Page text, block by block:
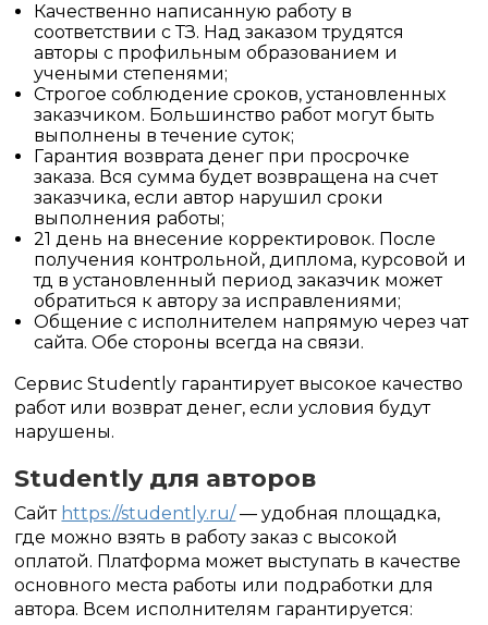
Качественно написанную работу в
соответствии с ТЗ. Над заказом трудятся
авторы с профильным образованием и
учеными степенями;
Строгое соблюдение сроков, установленных
заказчиком. Большинство работ могут быть
выполнены в течение суток;
Гарантия возврата денег при просрочке
заказа. Вся сумма будет возвращена на счет
заказчика, если автор нарушил сроки
выполнения работы;
21 день на внесение корректировок. После
получения контрольной, диплома, курсовой и
тд в установленный период заказчик может
обратиться к автору за исправлениями;
Общение с исполнителем напрямую через чат
сайта. Обе стороны всегда на связи.
Сервис Studently гарантирует высокое качество
работ или возврат денег, если условия будут
нарушены.
Studently для авторов
Сайт https://studently.ru/— удобная площадка,
где можно взять в работу заказ с высокой
оплатой. Платформа может выступать в качестве
основного места работы или подработки для
автора. Всем исполнителям гарантируется: